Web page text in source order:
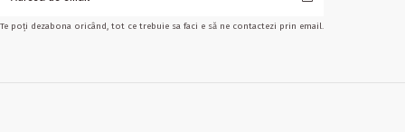
Te poți dezabona oricând, tot ce trebuie sa faci e să ne contactezi prin email.